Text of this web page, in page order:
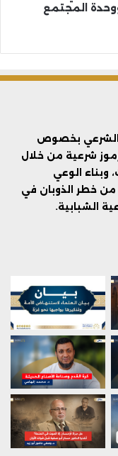
المجتمع
الشرعي بخصوص
رموز شرعية من خلال
وبناء الوعي
من خطر الذوبان في
الشبابية.